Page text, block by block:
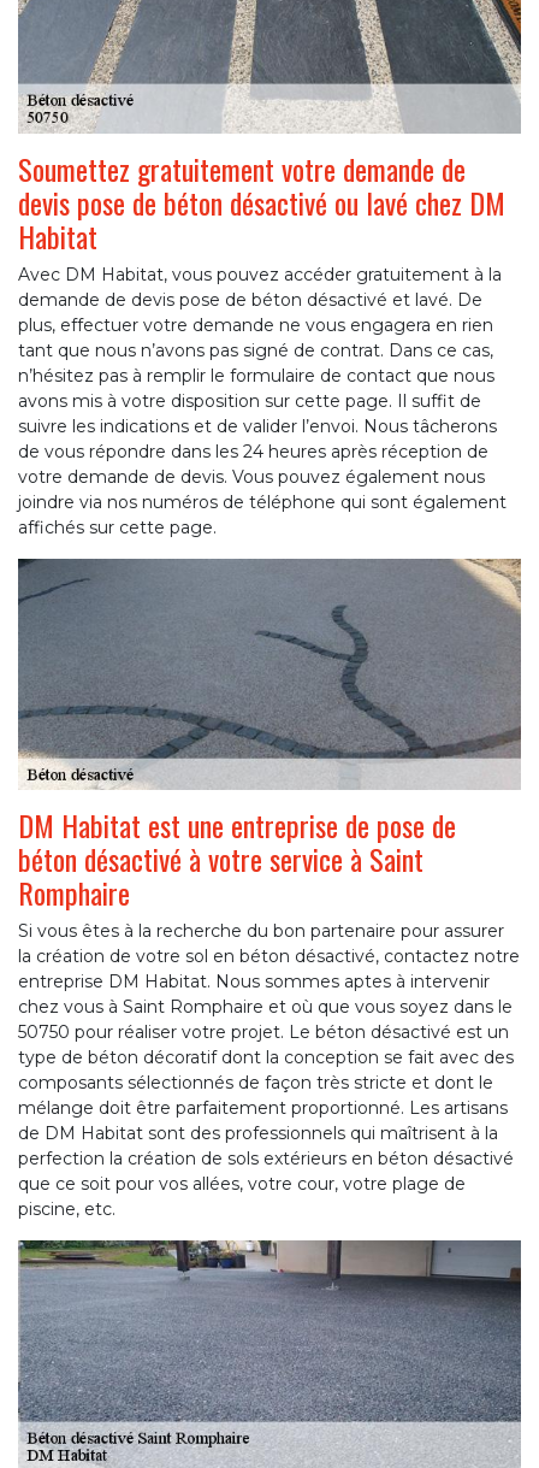
Soumettez gratuitement votre demande de
devis pose de béton désactivé ou lavé chez DM
Habitat
Avec DM Habitat, vous pouvez accéder gratuitement à la
demande de devis pose de béton désactivé et lavé. De
plus, effectuer votre demande ne vous engagera en rien
tant que nous n’avons pas signé de contrat. Dans ce cas,
n’hésitez pas à remplir le formulaire de contact que nous
avons mis à votre disposition sur cette page. Il suffit de
suivre les indications et de valider l’envoi. Nous tâcherons
de vous répondre dans les 24 heures après réception de
votre demande de devis. Vous pouvez également nous
joindre via nos numéros de téléphone qui sont également
affichés sur cette page.
DM Habitat est une entreprise de pose de
béton désactivé à votre service à Saint
Romphaire
Si vous êtes à la recherche du bon partenaire pour assurer
la création de votre sol en béton désactivé, contactez notre
entreprise DM Habitat. Nous sommes aptes à intervenir
chez vous à Saint Romphaire et où que vous soyez dans le
50750 pour réaliser votre projet. Le béton désactivé est un
type de béton décoratif dont la conception se fait avec des
composants sélectionnés de façon très stricte et dont le
mélange doit être parfaitement proportionné. Les artisans
de DM Habitat sont des professionnels qui maîtrisent à la
perfection la création de sols extérieurs en béton désactivé
que ce soit pour vos allées, votre cour, votre plage de
piscine, etc.